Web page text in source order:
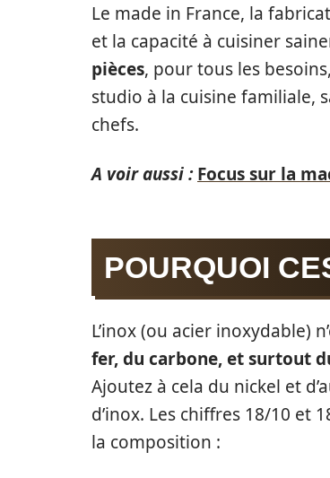
Le made in France, la
et la capacité à cuisiner
pièces, pour tous les
studio à la cuisine familiale,
chefs.
A voir aussi : Focus sur la
POURQUOI
L’inox (ou acier inoxydable)
fer, du carbone, et surtout
Ajoutez à cela du nickel et
d’inox. Les chiffres 18/10 et
la composition :